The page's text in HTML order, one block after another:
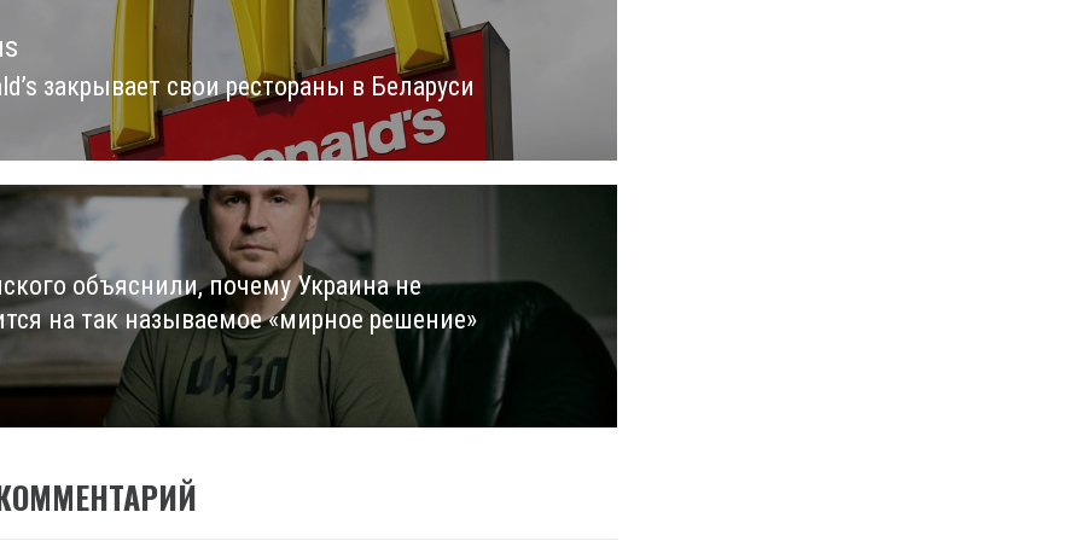
закрывает свои рестораны в Беларуси
объяснили, почему Украина не
на так называемое «мирное решение»